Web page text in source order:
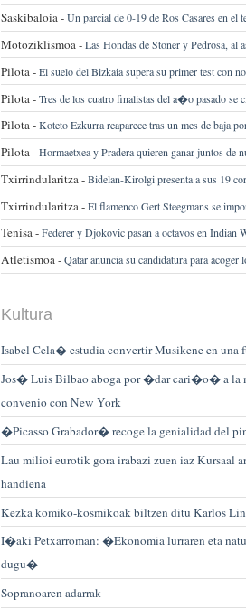
Saskibaloia -Un parcial de 0-19 de Ros Casares en el
Motoziklismoa -Las Hondas de Stoner y Pedrosa, al
Pilota -El suelo del Bizkaia supera su primer test con
Pilota -Tres de los cuatro finalistas del a�o pasado se
Pilota -Koteto Ezkurra reaparece tras un mes de baja
Pilota -Hormaetxea y Pradera quieren ganar juntos de
Txirrindularitza -Bidelan-Kirolgi presenta a sus 19
Txirrindularitza -El flamenco Gert Steegmans se
Tenisa -Federer y Djokovic pasan a octavos en Indian
Atletismoa -Qatar anuncia su candidatura para
Kultura
Isabel Cela� estudia convertir Musikene en
Jos� Luis Bilbao aboga por �dar cari�o� a la
convenio con New York
�Picasso Grabador� recoge la genialidad del
Lau milioi eurotik gora irabazi zuen iaz Kursaal
handiena
Kezka komiko-kosmikoak biltzen ditu Karlos
I�aki Petxarroman: �Ekonomia lurraren eta
dugu�
Sopranoaren adarrak